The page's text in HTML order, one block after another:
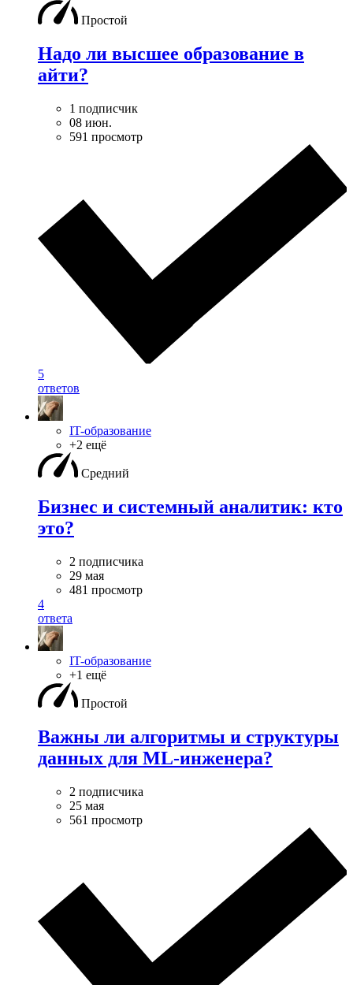
Простой
Надо ли высшее образование в
айти?
1 подписчик
08 июн.
591 просмотр
5
ответов
IT-образование
+2 ещё
Средний
Бизнес и системный аналитик: кто
это?
2 подписчика
29 мая
481 просмотр
4
ответа
IT-образование
+1 ещё
Простой
Важны ли алгоритмы и структуры
данных для ML-инженера?
2 подписчика
25 мая
561 просмотр